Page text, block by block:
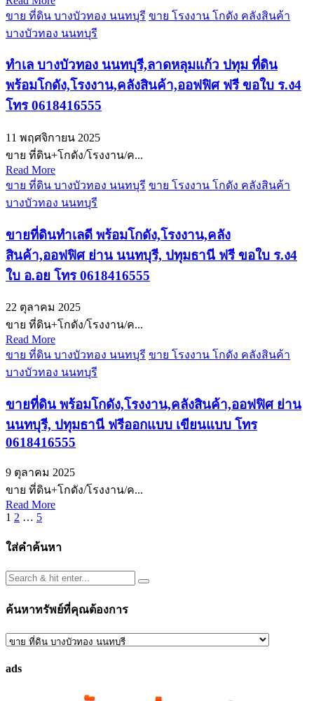
ขาย ที่ดิน บางบัวทอง นนทบุรี ขาย โรงงาน โกดัง คลังสินค้า
บางบัวทอง นนทบุรี
ทำเล บางบัวทอง นนทบุรี,ลาดหลุมแก้ว ปทุม ที่ดิน
พร้อมโกดัง,โรงงาน,คลังสินค้า,ออฟฟิศ ฟรี ขอใบ ร.ง4
โทร 0618416555
11 พฤศจิกายน 2025
ขาย ที่ดิน+โกดัง/โรงงาน/ค...
Read More
ขาย ที่ดิน บางบัวทอง นนทบุรี ขาย โรงงาน โกดัง คลังสินค้า
บางบัวทอง นนทบุรี
ขายที่ดินทำเลดี พร้อมโกดัง,โรงงาน,คลัง
สินค้า,ออฟฟิศ ย่าน นนทบุรี, ปทุมธานี ฟรี ขอใบ ร.ง4
ใบ อ.อย โทร 0618416555
22 ตุลาคม 2025
ขาย ที่ดิน+โกดัง/โรงงาน/ค...
Read More
ขาย ที่ดิน บางบัวทอง นนทบุรี ขาย โรงงาน โกดัง คลังสินค้า
บางบัวทอง นนทบุรี
ขายที่ดิน พร้อมโกดัง,โรงงาน,คลังสินค้า,ออฟฟิศ ย่าน
นนทบุรี, ปทุมธานี ฟรีออกแบบ เขียนแบบ โทร
0618416555
9 ตุลาคม 2025
ขาย ที่ดิน+โกดัง/โรงงาน/ค...
Read More
Posts
pagination
1 2 … 5
ใส่คำค้นหา
ค้นหาทรัพย์ที่คุณต้องการ
ค้นหา
ที่
ads